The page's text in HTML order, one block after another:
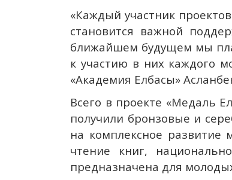
«Каждый участник
становится важной
ближайшем будущем мы
к участию в них каждого
«Академия Елбасы»
Всего в проекте «Медаль
получили бронзовые и
на комплексное
чтение книг,
предназначена для